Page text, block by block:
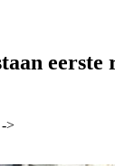
->